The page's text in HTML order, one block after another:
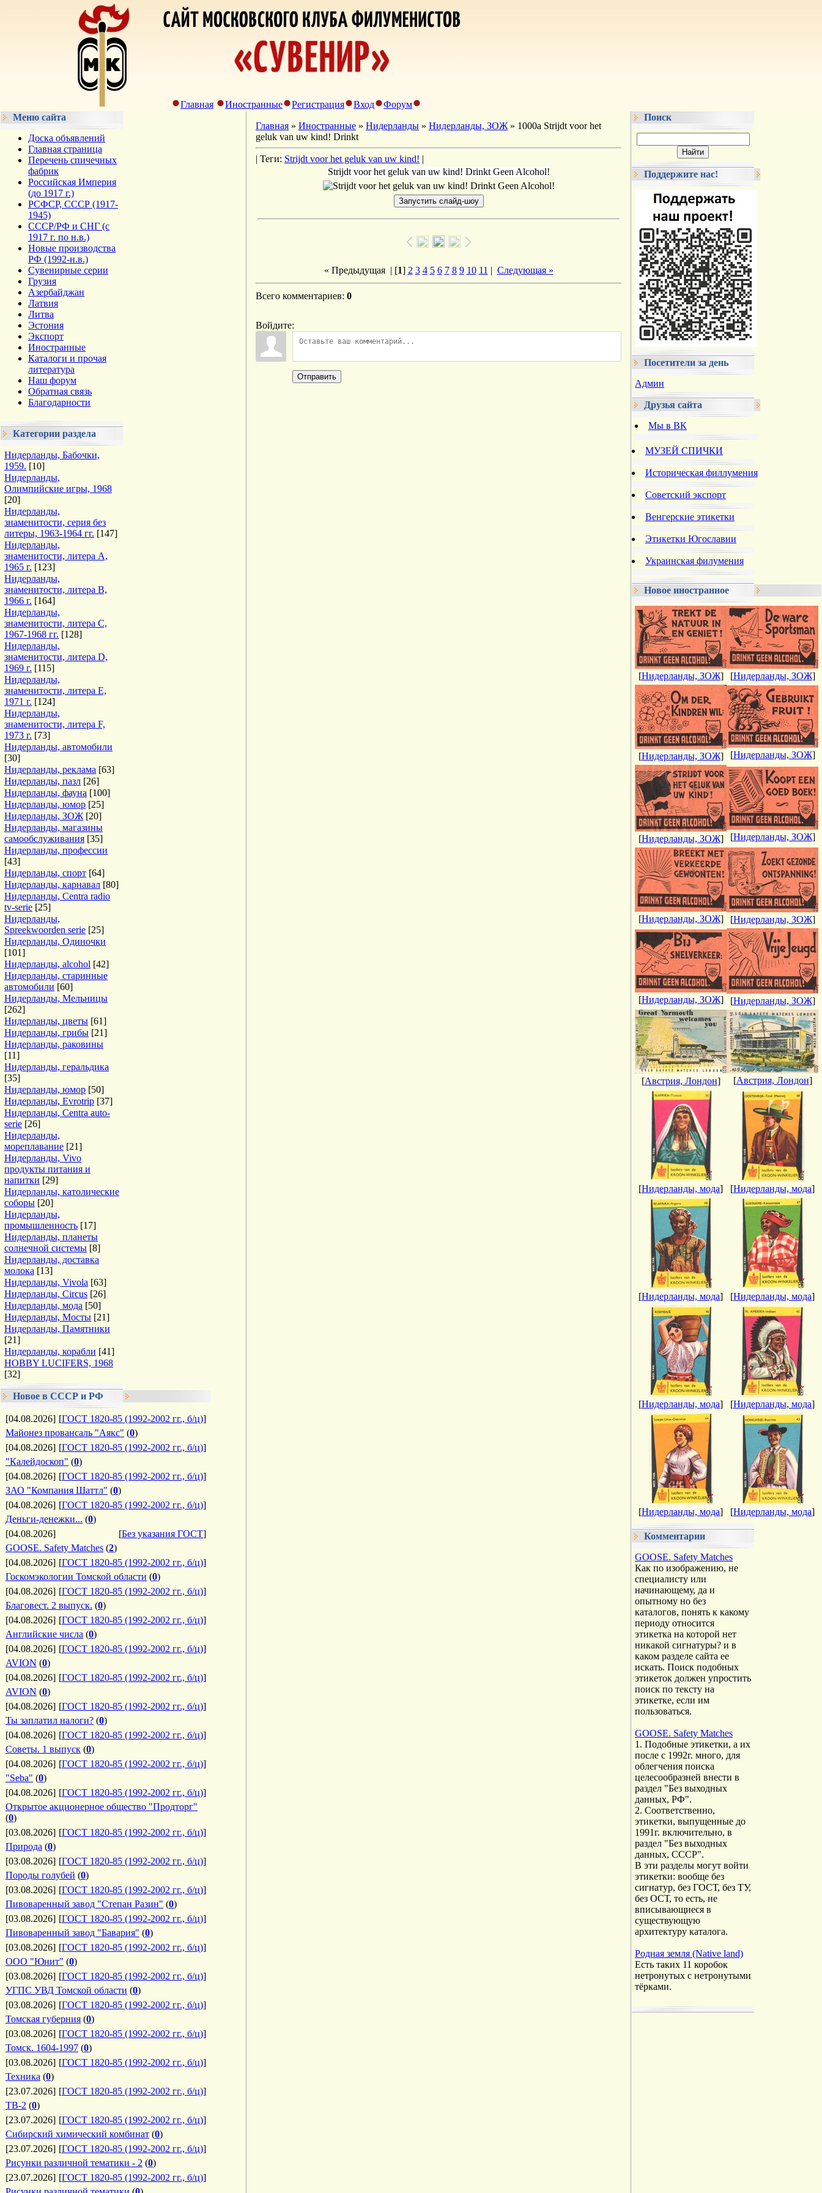
Главная Иностранные Регистрация Вход
Форум
Меню сайта
Доска объявлений
Главная страница
Перечень спичечных
фабрик
Российская Империя
(до 1917 г.)
РСФСР, СССР (1917-
1945)
СССР/РФ и СНГ (с
1917 г. по н.в.)
Новые производства
РФ (1992-н.в.)
Сувенирные серии
Грузия
Азербайджан
Латвия
Литва
Эстония
Экспорт
Иностранные
Каталоги и прочая
литература
Наш форум
Обратная связь
Благодарности
Категории раздела
Нидерланды, Бабочки,
1959. [10]
Нидерланды,
Олимпийские игры, 1968
[20]
Нидерланды,
знаменитости, серия без
литеры, 1963-1964 гг. [147]
Нидерланды,
знаменитости, литера A,
1965 г. [123]
Нидерланды,
знаменитости, литера B,
1966 г. [164]
Нидерланды,
знаменитости, литера C,
1967-1968 гг. [128]
Нидерланды,
знаменитости, литера D,
1969 г. [115]
Нидерланды,
знаменитости, литера E,
1971 г. [124]
Нидерланды,
знаменитости, литера F,
1973 г. [73]
Нидерланды, автомобили
[30]
Нидерланды, реклама [63]
Нидерланды, пазл [26]
Нидерланды, фауна [100]
Нидерланды, юмор [25]
Нидерланды, ЗОЖ [20]
Нидерланды, магазины
самообслуживания [35]
Нидерланды, профессии
[43]
Нидерланды, спорт [64]
Нидерланды, карнавал [80]
Нидерланды, Centra radio
tv-serie [25]
Нидерланды,
Spreekwoorden serie [25]
Нидерланды, Одиночки
[101]
Нидерланды, alcohol [42]
Нидерланды, старинные
автомобили [60]
Нидерланды, Мельницы
[262]
Нидерланды, цветы [61]
Нидерланды, грибы [21]
Нидерланды, раковины
[11]
Нидерланды, геральдика
[35]
Нидерланды, юмор [50]
Нидерланды, Evrotrip [37]
Нидерланды, Centra auto-
serie [26]
Нидерланды,
мореплавание [21]
Нидерланды, Vivo
продукты питания и
напитки [29]
Нидерланды, католические
соборы [20]
Нидерланды,
промышленность [17]
Нидерланды, планеты
солнечной системы [8]
Нидерланды, доставка
молока [13]
Нидерланды, Vivola [63]
Нидерланды, Circus [26]
Нидерланды, мода [50]
Нидерланды, Мосты [21]
Нидерланды, Памятники
[21]
Нидерланды, корабли [41]
HOBBY LUCIFERS, 1968
[32]
Новое в СССР и РФ
[04.08.2026] [ГОСТ 1820-85 (1992-2002 гг., б/ц)]
Майонез провансаль "Аякс" (0)
[04.08.2026] [ГОСТ 1820-85 (1992-2002 гг., б/ц)]
"Калейдоскоп" (0)
[04.08.2026] [ГОСТ 1820-85 (1992-2002 гг., б/ц)]
ЗАО "Компания Шаттл" (0)
[04.08.2026] [ГОСТ 1820-85 (1992-2002 гг., б/ц)]
Деньги-денежки... (0)
[04.08.2026]
[Без указания ГОСТ]
GOOSE. Safety Matches (2)
[04.08.2026] [ГОСТ 1820-85 (1992-2002 гг., б/ц)]
Госкомэкологии Томской области (0)
[04.08.2026] [ГОСТ 1820-85 (1992-2002 гг., б/ц)]
Благовест. 2 выпуск. (0)
[04.08.2026] [ГОСТ 1820-85 (1992-2002 гг., б/ц)]
Английские числа (0)
[04.08.2026] [ГОСТ 1820-85 (1992-2002 гг., б/ц)]
AVION (0)
[04.08.2026] [ГОСТ 1820-85 (1992-2002 гг., б/ц)]
AVION (0)
[04.08.2026] [ГОСТ 1820-85 (1992-2002 гг., б/ц)]
Ты заплатил налоги? (0)
[04.08.2026] [ГОСТ 1820-85 (1992-2002 гг., б/ц)]
Советы. 1 выпуск (0)
[04.08.2026] [ГОСТ 1820-85 (1992-2002 гг., б/ц)]
"Seba" (0)
[04.08.2026] [ГОСТ 1820-85 (1992-2002 гг., б/ц)]
Открытое акционерное общество "Продторг"
(0)
[03.08.2026] [ГОСТ 1820-85 (1992-2002 гг., б/ц)]
Природа (0)
[03.08.2026] [ГОСТ 1820-85 (1992-2002 гг., б/ц)]
Породы голубей (0)
[03.08.2026] [ГОСТ 1820-85 (1992-2002 гг., б/ц)]
Пивоваренный завод "Степан Разин" (0)
[03.08.2026] [ГОСТ 1820-85 (1992-2002 гг., б/ц)]
Пивоваренный завод "Бавария" (0)
[03.08.2026] [ГОСТ 1820-85 (1992-2002 гг., б/ц)]
ООО "Юнит" (0)
[03.08.2026] [ГОСТ 1820-85 (1992-2002 гг., б/ц)]
УГПС УВД Томской области (0)
[03.08.2026] [ГОСТ 1820-85 (1992-2002 гг., б/ц)]
Томская губерния (0)
[03.08.2026] [ГОСТ 1820-85 (1992-2002 гг., б/ц)]
Томск. 1604-1997 (0)
[03.08.2026] [ГОСТ 1820-85 (1992-2002 гг., б/ц)]
Техника (0)
[23.07.2026] [ГОСТ 1820-85 (1992-2002 гг., б/ц)]
ТВ-2 (0)
[23.07.2026] [ГОСТ 1820-85 (1992-2002 гг., б/ц)]
Сибирский химический комбинат (0)
[23.07.2026] [ГОСТ 1820-85 (1992-2002 гг., б/ц)]
Рисунки различной тематики - 2 (0)
[23.07.2026] [ГОСТ 1820-85 (1992-2002 гг., б/ц)]
Главная » Иностранные » Нидерланды » Нидерланды, ЗОЖ » 1000a Strijdt voor het
geluk van uw kind! Drinkt
| Теги: Strijdt voor het geluk van uw kind! |
Strijdt voor het geluk van uw kind! Drinkt Geen Alcohol!
« Предыдущая| [1] 2 3 4 5 6 7 8 9 10 11 | Следующая »
Всего комментариев: 0
Войдите:
Отправить
Поиск
Поддержите нас!
Посетители за день
Админ
Друзья сайта
Мы в ВК
МУЗЕЙ СПИЧКИ
Историческая филлумения
Советский экспорт
Венгерские этикетки
Этикетки Югославии
Украинская филумения
Новое иностранное
[Нидерланды, ЗОЖ] [Нидерланды, ЗОЖ]
[Нидерланды, ЗОЖ] [Нидерланды, ЗОЖ]
[Нидерланды, ЗОЖ] [Нидерланды, ЗОЖ]
[Нидерланды, ЗОЖ] [Нидерланды, ЗОЖ]
[Нидерланды, ЗОЖ] [Нидерланды, ЗОЖ]
[Австрия, Лондон] [Австрия, Лондон]
[Нидерланды, мода] [Нидерланды, мода]
[Нидерланды, мода] [Нидерланды, мода]
[Нидерланды, мода] [Нидерланды, мода]
[Нидерланды, мода] [Нидерланды, мода]
Комментарии
GOOSE. Safety Matches
Как по изображению, не
специалисту или
начинающему, да и
опытному но без
каталогов, понять к какому
периоду относится
этикетка на которой нет
никакой сигнатуры? и в
каком разделе сайта ее
искать. Поиск подобных
этикеток должен упростить
поиск по тексту на
этикетке, если им
пользоваться.
GOOSE. Safety Matches
1. Подобные этикетки, а их
после с 1992г. много, для
облегчения поиска
целесообразней внести в
раздел "Без выходных
данных, РФ".
2. Соответственно,
этикетки, выпущенные до
1991г. включительно, в
раздел "Без выходных
данных, СССР".
В эти разделы могут войти
этикетки: вообще без
сигнатур, без ГОСТ, без ТУ,
без ОСТ, то есть, не
вписывающиеся в
существующую
архитектуру каталога.
Родная земля (Native land)
Есть таких 11 коробок
нетронутых с нетронутыми
тёрками.